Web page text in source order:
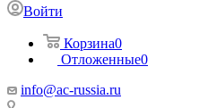
Войти
Корзина0
Отложенные0
info@ac-russia.ru